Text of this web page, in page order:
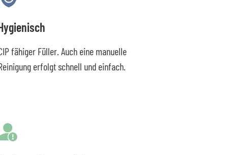
fähiger Füller. Auch eine manuelle
erfolgt schnell und einfach.